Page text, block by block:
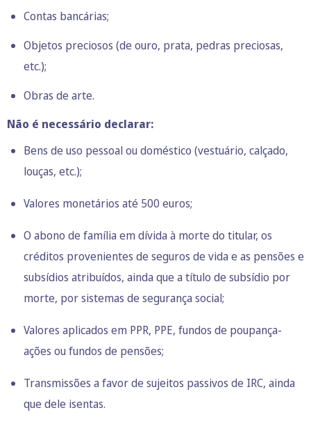
Contas bancárias;
Objetos preciosos (de ouro, prata, pedras preciosas,
etc.);
Obras de arte.
Não é necessário declarar:
Bens de uso pessoal ou doméstico (vestuário, calçado,
louças, etc.);
Valores monetários até 500 euros;
O abono de família em dívida à morte do titular, os
créditos provenientes de seguros de vida e as pensões e
subsídios atribuídos, ainda que a título de subsídio por
morte, por sistemas de segurança social;
Valores aplicados em PPR, PPE, fundos de poupança-
ações ou fundos de pensões;
Transmissões a favor de sujeitos passivos de IRC, ainda
que dele isentas.